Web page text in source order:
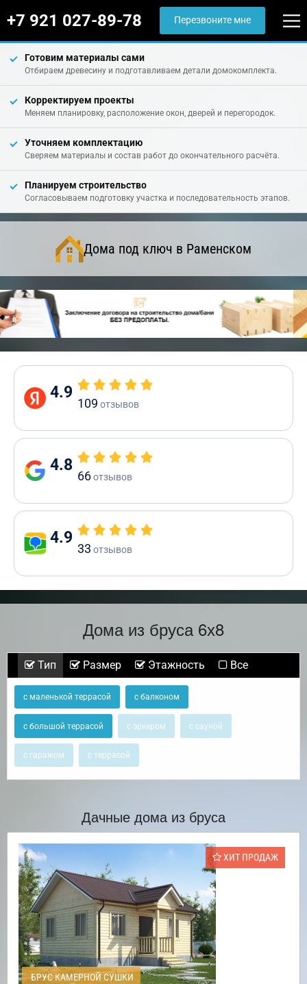
+7 921 027-89-78 Перезвоните мне
Готовим материалы сами
Отбираем древесину и подготавливаем детали домокомплекта.
Корректируем проекты
Меняем планировку, расположение окон, дверей и перегородок.
Уточняем комплектацию
Сверяем материалы и состав работ до окончательного расчёта.
Планируем строительство
Согласовываем подготовку участка и последовательность этапов.
Дома под ключ в Раменском
4.9
109 отзывов
4.8
66отзывов
4.9
33 отзывов
Дома из бруса 6х8
Тип Размер Этажность Все
с маленькой террасой с балконом
с большой террасой с эркером с сауной
с гаражом с террасой
Дачные дома из бруса
ХИТ ПРОДАЖ
БРУС КАМЕРНОЙ СУШКИ